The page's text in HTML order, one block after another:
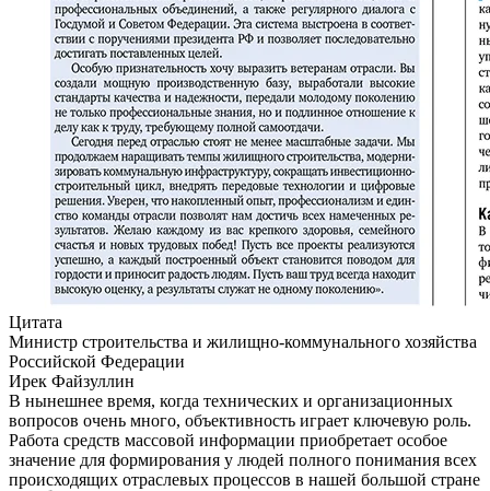
Цитата
Министр строительства и жилищно-коммунального хозяйства
Российской Федерации
Ирек Файзуллин
В нынешнее время, когда технических и организационных
вопросов очень много, объективность играет ключевую роль.
Работа средств массовой информации приобретает особое
значение для формирования у людей полного понимания всех
происходящих отраслевых процессов в нашей большой стране